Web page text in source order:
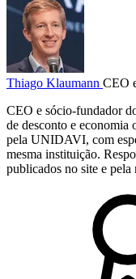
Thiago Klaumann CEO
CEO e sócio-fundador
de desconto e
pela UNIDAVI, com
mesma instituição.
publicados no site e pela